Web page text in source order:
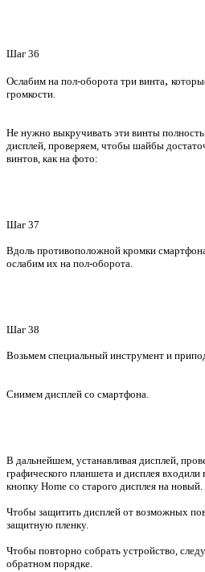
Шаг 36
Ослабим на пол-оборота три винта,
громкости.
Не нужно выкручивать эти винты
дисплей, проверяем, чтобы шайбы
винтов, как на фото:
Шаг 37
Вдоль противоположной кромки
ослабим их на пол-оборота.
Шаг 38
Возьмем специальный инструмент и
Снимем дисплей со смартфона.
В дальнейшем, устанавливая дисплей,
графического планшета и дисплея
кнопку Home со старого дисплея на новый.
Чтобы защитить дисплей от возможных
защитную пленку.
Чтобы повторно собрать устройство,
обратном порядке.